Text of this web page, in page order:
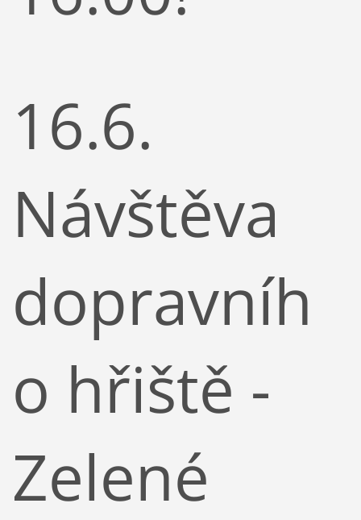
16.6.
Návštěva
dopravníh
o hřiště -
Zelené